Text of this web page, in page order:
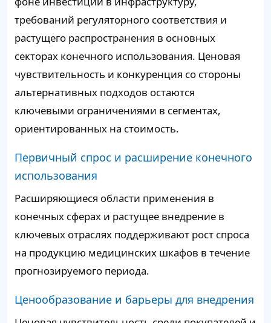
требований регуляторного соответствия и
растущего распространения в основных
секторах конечного использования. Ценовая
чувствительность и конкуренция со стороны
альтернативных подходов остаются
ключевыми ограничениями в сегментах,
ориентированных на стоимость.
Первичный спрос и расширение конечного
использования
Расширяющиеся области применения в
конечных сферах и растущее внедрение в
ключевых отраслях поддерживают рост спроса
на продукцию медицинских шкафов в течение
прогнозируемого периода.
Ценообразование и барьеры для внедрения